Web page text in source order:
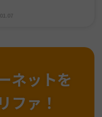
ネットを
ファ！